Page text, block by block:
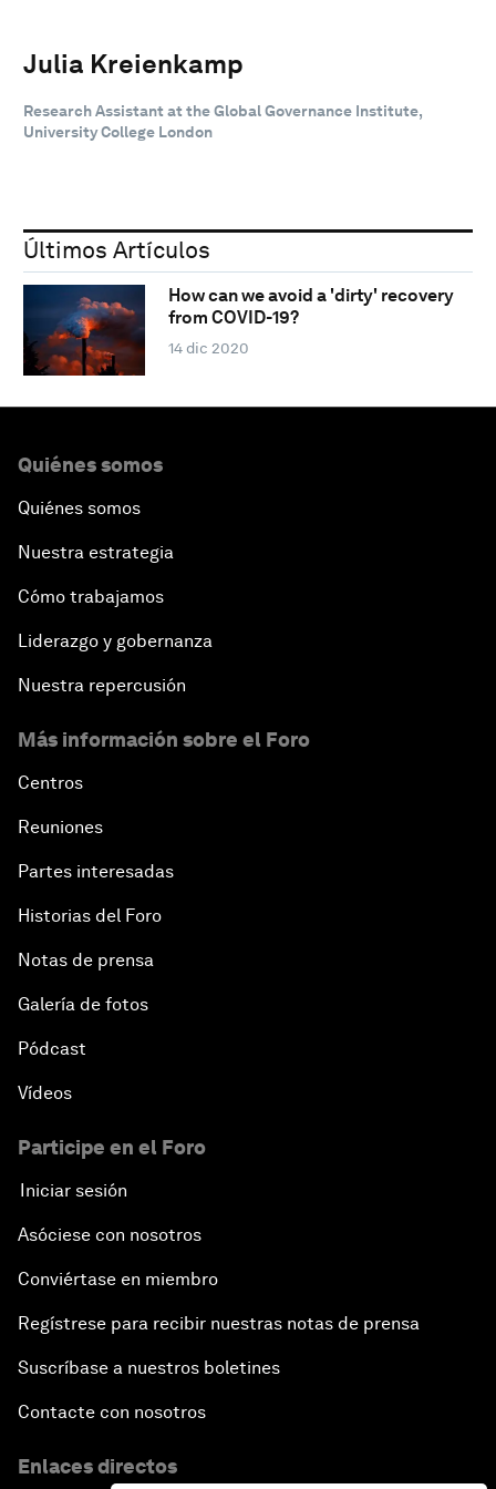
Julia Kreienkamp
Research Assistant at the Global Governance Institute,
University College London
Últimos Artículos
How can we avoid a 'dirty' recovery
from COVID-19?
14 dic 2020
Quiénes somos
Quiénes somos
Nuestra estrategia
Cómo trabajamos
Liderazgo y gobernanza
Nuestra repercusión
Más información sobre el Foro
Centros
Reuniones
Partes interesadas
Historias del Foro
Notas de prensa
Galería de fotos
Pódcast
Vídeos
Participe en el Foro
Iniciar sesión
Asóciese con nosotros
Conviértase en miembro
Regístrese para recibir nuestras notas de prensa
Suscríbase a nuestros boletines
Contacte con nosotros
Enlaces directos